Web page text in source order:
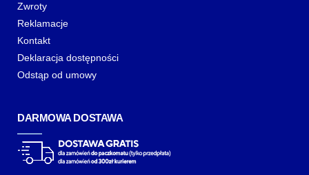
Zwroty
Reklamacje
Kontakt
Deklaracja dostępności
Odstąp od umowy
DARMOWA DOSTAWA